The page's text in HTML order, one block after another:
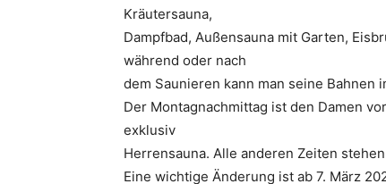
Kräutersauna,
Dampfbad, Außensauna mit Garten,
während oder nach
dem Saunieren kann man seine
Der Montagnachmittag ist den Damen
exklusiv
Herrensauna. Alle anderen Zeiten
Eine wichtige Änderung ist ab 7. März